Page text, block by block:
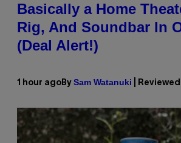
Basically a Home
Rig, And Soundbar In
(Deal Alert!)
1 hour ago By Sam Watanuki |